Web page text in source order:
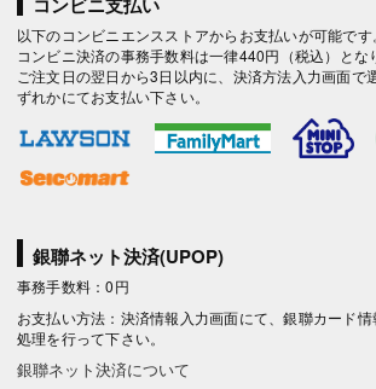
以下のコンビニエンスストアからお支払いが可能です。
コンビニ決済の事務手数料は一律440円（税込）とな
ご注文日の翌日から3日以内に、決済方法入力画面で
ずれかにてお支払い下さい。
銀聯ネット決済(UPOP)
事務手数料：0円
お支払い方法：決済情報入力画面にて、銀聯カード
処理を行って下さい。
銀聯ネット決済について